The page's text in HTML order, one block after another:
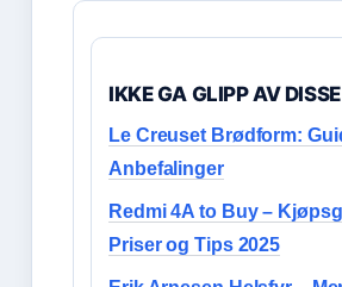
IKKE GA GLIPP AV DISSE
Le Creuset Brødform:
Anbefalinger
Redmi 4A to Buy –
Priser og Tips 2025